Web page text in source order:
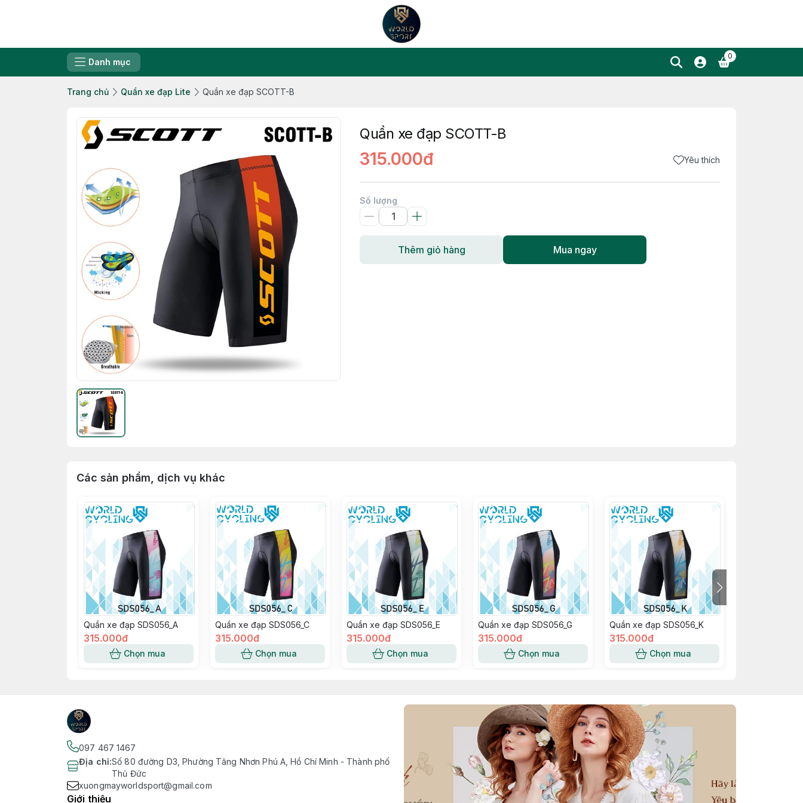
Danh mục
0
Trang chủ Quần xe đạp Lite Quần xe đạp SCOTT-B
Quần xe đạp SCOTT-B
315.000đ Yêu thích
Số lượng
Thêm giỏ hàng Mua ngay
Các sản phẩm, dịch vụ khác
Quần xe đạp SDS056_A
315.000đ
Chọn mua
Quần xe đạp SDS056_C
315.000đ
Chọn mua
Quần xe đạp SDS056_E
315.000đ
Chọn mua
Quần xe đạp SDS056_G
315.000đ
Chọn mua
Quần xe đạp SDS056_K
315.000đ
Chọn mua
097 467 1467
Địa chỉ:Số 80 đường D3, Phường Tăng Nhơn Phú A, Hồ Chí Minh - Thành phố
Thủ Đức
xuongmayworldsport@gmail.com
Giới thiệu